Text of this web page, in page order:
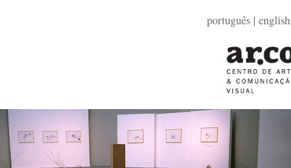
português | english